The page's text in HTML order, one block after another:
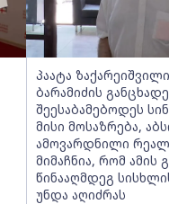
პაატა
ბარამიძის
შეესაბამებოდეს
მისი მოსაზრება,
ამოვარდნილი
მიმაჩნია, რომ ამის
წინააღმდეგ
უნდა აღიძრას